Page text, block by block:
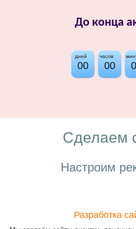
До конца
дней часов
00 00
Сделаем
Настроим
Разработка